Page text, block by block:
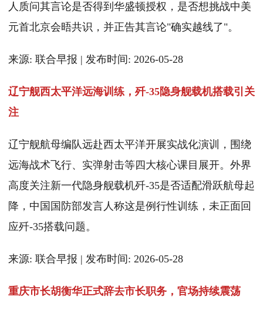
人质问其言论是否得到华盛顿授权，是否想挑战中美
元首北京会晤共识，并正告其言论"确实越线了"。
来源: 联合早报 | 发布时间: 2026-05-28
辽宁舰西太平洋远海训练，歼-35隐身舰载机搭载引关
注
辽宁舰航母编队远赴西太平洋开展实战化演训，围绕
远海战术飞行、实弹射击等四大核心课目展开。外界
高度关注新一代隐身舰载机歼-35是否适配滑跃航母起
降，中国国防部发言人称这是例行性训练，未正面回
应歼-35搭载问题。
来源: 联合早报 | 发布时间: 2026-05-28
重庆市长胡衡华正式辞去市长职务，官场持续震荡